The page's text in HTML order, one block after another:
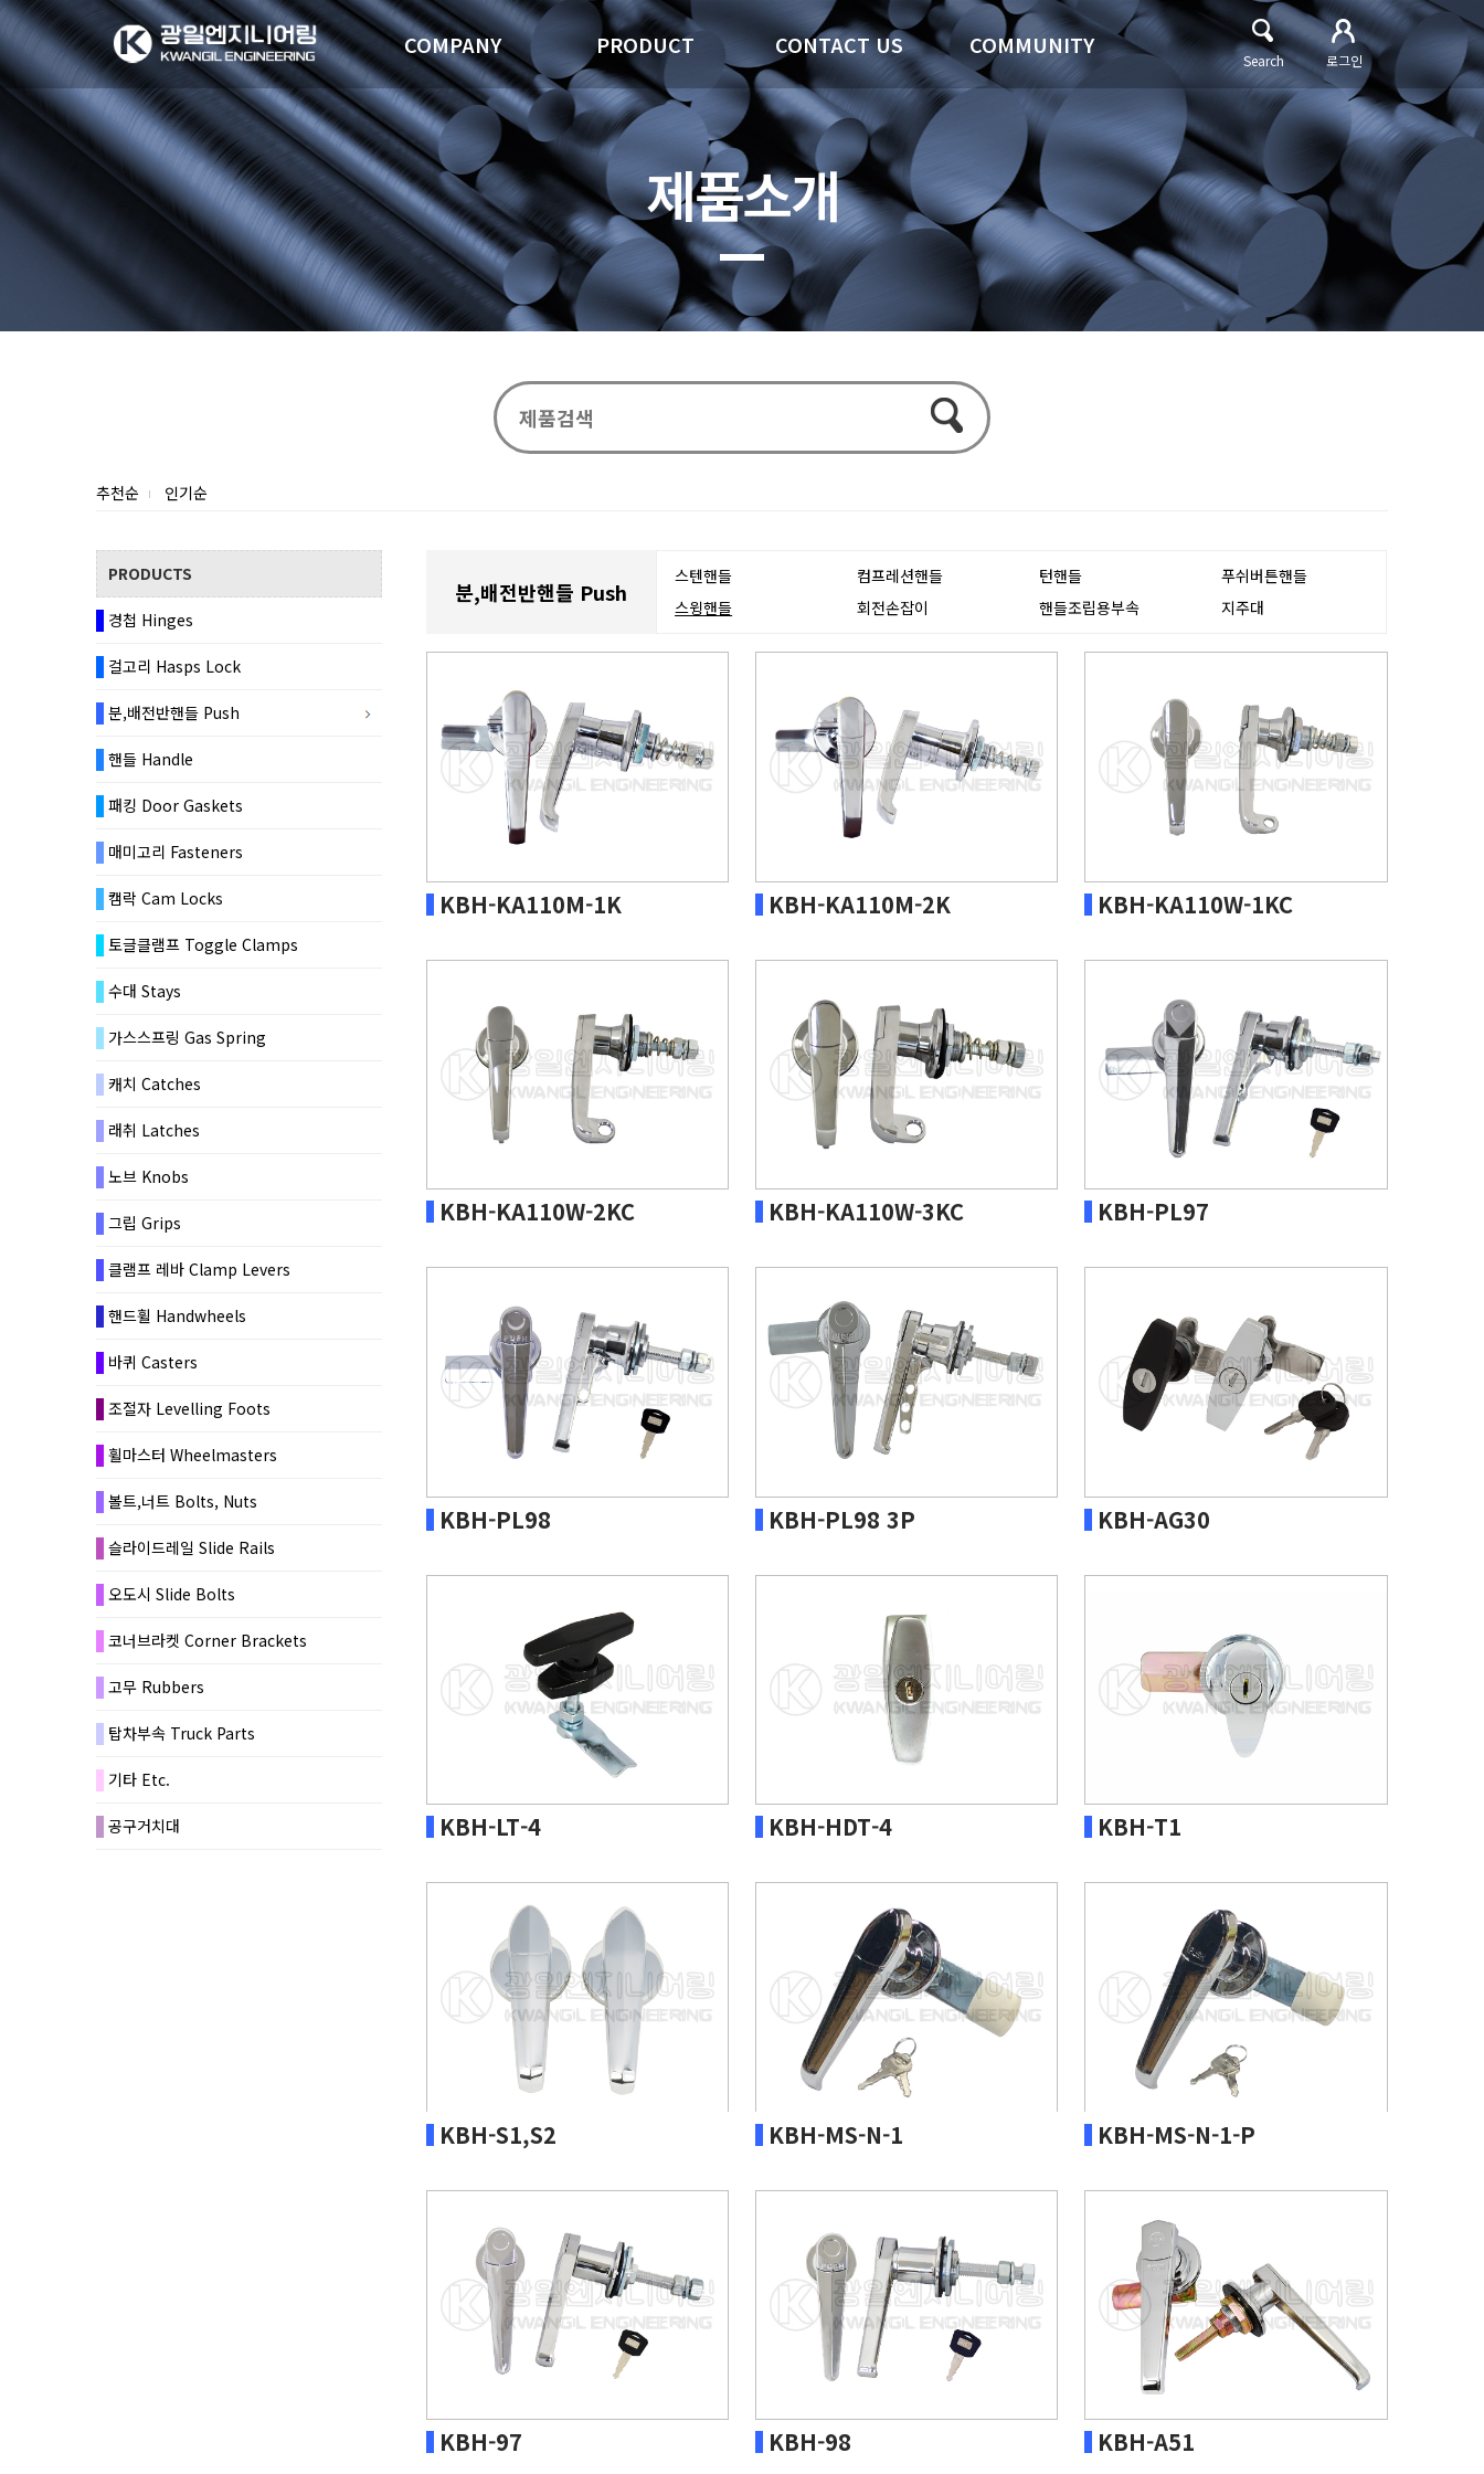
Search 로그인
COMPANY PRODUCT CONTACT US COMMUNITY
제품소개
추천순 인기순
PRODUCTS
경첩 Hinges
걸고리 Hasps Lock
분,배전반핸들 Push
핸들 Handle
패킹 Door Gaskets
매미고리 Fasteners
캠락 Cam Locks
토글클램프 Toggle Clamps
수대 Stays
가스스프링 Gas Spring
캐치 Catches
래취 Latches
노브 Knobs
그립 Grips
클램프 레바 Clamp Levers
핸드휠 Handwheels
바퀴 Casters
조절자 Levelling Foots
휠마스터 Wheelmasters
볼트,너트 Bolts, Nuts
슬라이드레일 Slide Rails
오도시 Slide Bolts
코너브라켓 Corner Brackets
고무 Rubbers
탑차부속 Truck Parts
기타 Etc.
공구거치대
분,배전반핸들 Push
스텐핸들 컴프레션핸들 턴핸들
푸쉬버튼핸들
스윙핸들
회전손잡이 핸들조립용부속 지주대
KBH-KA110M-1K KBH-KA110M-2K KBH-KA110W-1KC
KBH-KA110W-2KC KBH-KA110W-3KC KBH-PL97
KBH-PL98 KBH-PL98 3P KBH-AG30
KBH-LT-4 KBH-HDT-4 KBH-T1
KBH-S1,S2 KBH-MS-N-1 KBH-MS-N-1-P
KBH-97 KBH-98 KBH-A51